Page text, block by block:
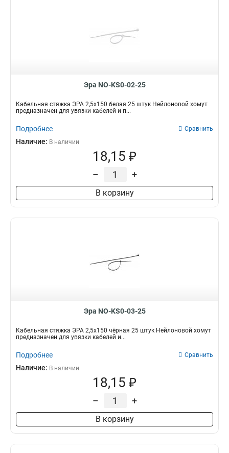
Эра NO-KS0-02-25
Кабельная стяжка ЭРА 2,5х150 белая 25 штук Нейлоновой хомут
предназначен для увязки кабелей и п...
Подробнее Сравнить
Наличие: В наличии
18,15 ₽
– +
В корзину
Эра NO-KS0-03-25
Кабельная стяжка ЭРА 2,5х150 чёрная 25 штук Нейлоновой хомут
предназначен для увязки кабелей и...
Подробнее Сравнить
Наличие: В наличии
18,15 ₽
– +
В корзину